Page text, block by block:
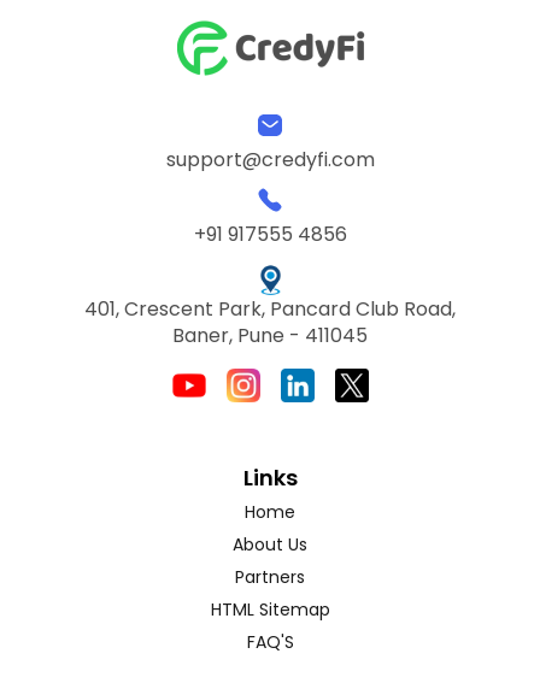
support@credyfi.com
+91 917555 4856
401, Crescent Park, Pancard Club Road,
Baner, Pune - 411045
Links
Home
About Us
Partners
HTML Sitemap
FAQ'S